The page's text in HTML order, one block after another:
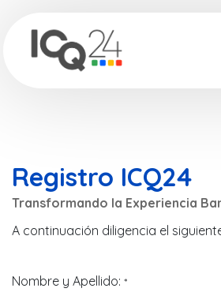
Registro ICQ24
Transformando la Experiencia
A continuación diligencia el
Nombre y Apellido: *